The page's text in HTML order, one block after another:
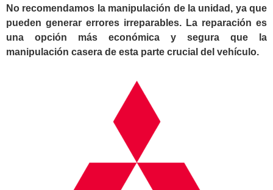
No recomendamos la manipulación de la unidad, ya que
pueden generar errores irreparables. La reparación es
una opción más económica y segura que la
manipulación casera de esta parte crucial del vehículo.